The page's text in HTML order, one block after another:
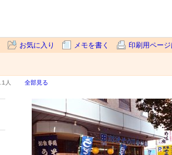
お気に入り メモを書く 印刷用ページ
1人 全部見る